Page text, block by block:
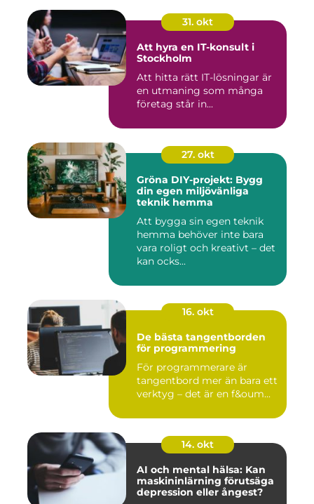
31. okt
Att hyra en IT-konsult i
Stockholm
Att hitta rätt IT-lösningar är
en utmaning som många
företag står in...
27. okt
Gröna DIY-projekt: Bygg
din egen miljövänliga
teknik hemma
Att bygga sin egen teknik
hemma behöver inte bara
vara roligt och kreativt – det
kan ocks...
16. okt
De bästa tangentborden
för programmering
För programmerare är
tangentbord mer än bara ett
verktyg – det är en f&oum...
14. okt
AI och mental hälsa: Kan
maskininlärning förutsäga
depression eller ångest?